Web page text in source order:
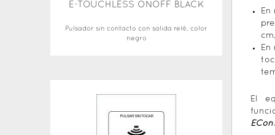
El
E-TOUCHLESS ONOFF BLACK
Pulsador sin contacto con salida relé, color
negro